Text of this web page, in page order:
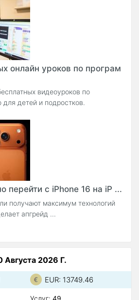
онлайн уроков по програм
видеоуроков по
детей и подростков.
перейти с iPhone 16 на iP ...
получают максимум технологий
апгрейд ...
Августа 2026 Г.
EUR: 13749.46
Услуг: 49